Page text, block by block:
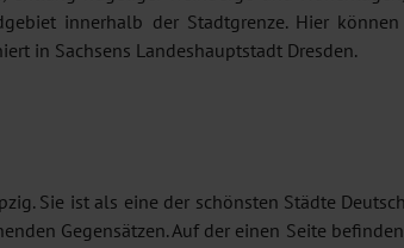
innerhalb der Stadtgrenze. Hier
in Sachsens Landeshauptstadt Dresden.
Sie ist als eine der schönsten Städte
Gegensätzen. Auf der einen Seite